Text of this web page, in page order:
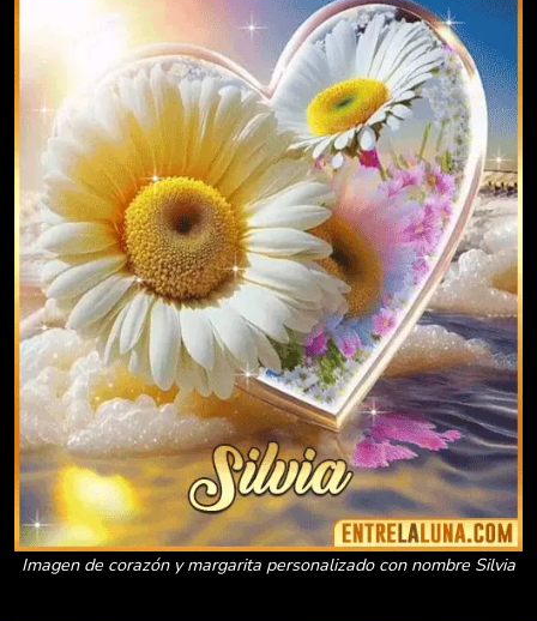
Imagen de corazón y margarita personalizado con nombre Silvia